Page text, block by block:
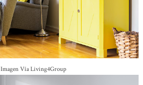
Imagen Vía Living4Group